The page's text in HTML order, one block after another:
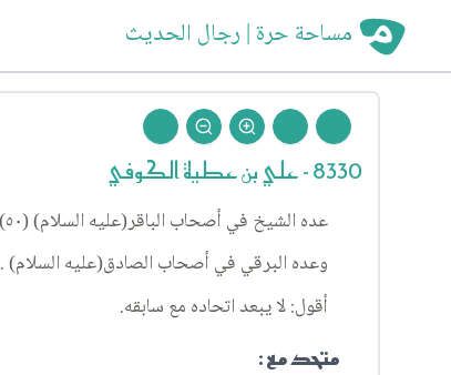
مساحة حرة | رجال الحديث
8330 - علي بن عطية الكوفي
عده الشيخ في أصحاب الباقر(عليه السلام) (٥٠).
وعده البرقي في أصحاب الصادق(عليه السلام) .
أقول: لا يبعد اتحاده مع سابقه.
متحد مع :